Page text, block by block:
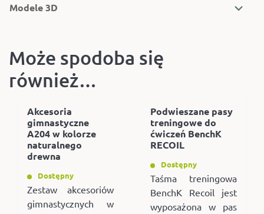
Modele 3D
Może spodoba się
również…
Akcesoria
gimnastyczne
A204 w kolorze
naturalnego
drewna
Dostępny
Zestaw akcesoriów
gimnastycznych w
Podwieszane pasy
treningowe do
ćwiczeń BenchK
RECOIL
Dostępny
Taśma treningowa
BenchK Recoil jest
wyposażona w pas